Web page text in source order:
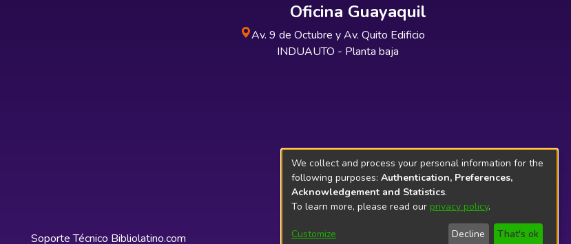
Oficina Guayaquil
Av. 9 de Octubre y Av. Quito Edificio
INDUAUTO - Planta baja
Soporte Técnico Bibliolatino.com
We collect and process your personal information for the
following purposes: Authentication, Preferences,
Acknowledgement and Statistics.
To learn more, please read our privacy policy.
Customize Decline That's ok